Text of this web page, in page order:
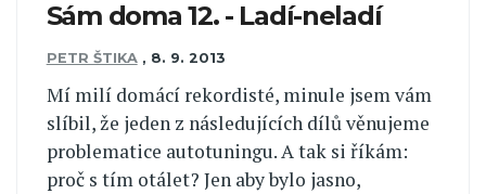
Sám doma 12. - Ladí-neladí
PETR ŠTIKA , 8. 9. 2013
Mí milí domácí rekordisté, minule jsem vám
slíbil, že jeden z následujících dílů věnujeme
problematice autotuningu. A tak si říkám:
proč s tím otálet? Jen aby bylo jasno,